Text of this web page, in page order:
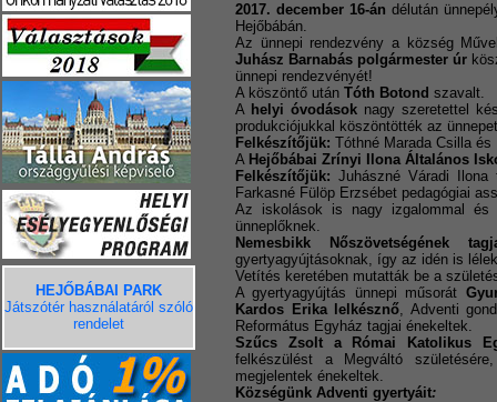
HEJŐBÁBAI PARK
Játszótér használatáról szóló
rendelet
2017. december 16-án délután
Hejőbábán.
Az ünnepi rendezvény a község
Juhász Barnabás polgármester úr
ünnepi rendezvényét!
A köszöntő után Tóth Botond szavalt.
A helyi óvodások nagy szeretettel
produkciójukkal köszöntötték az
Felkészítőjük: Tóthné Marada Csilla
A Hejőbábai Zrínyi Ilona Általános
Felkészítőjük: Juhászné Váradi
Farkasné Fülöp Erzsébet pedagógiai
Az iskolások is nagy izgalommal és
ünneplőknek.
Nemesbikk Nőszövetségének
gyertyagyújtásoknak, így az idén is
Vetítés keretében mutatták be a
A gyertyagyújtás ünnepi műsorát
Kardos Erika lelkésznő, Adventi
Református Egyház tagjai énekeltek.
Szűcs Zsolt a Római Katolikus
felkészülést a Megváltó
megjelentek énekeltek.
Községünk Adventi gyertyáit: